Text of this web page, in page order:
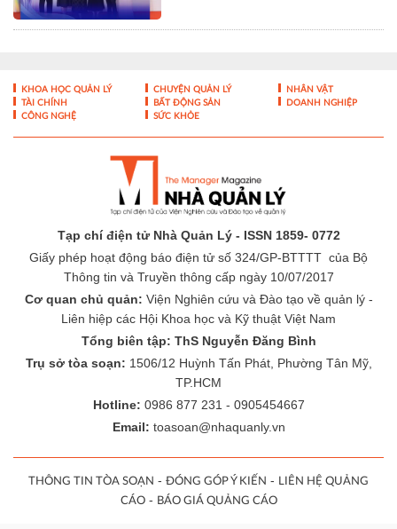
KHOA HỌC QUẢN LÝ CHUYỆN QUẢN LÝ
NHÂN VẬT
TÀI CHÍNH
BẤT ĐỘNG SẢN
DOANH NGHIỆP
CÔNG NGHỆ
SỨC KHỎE
Tạp chí điện tử Nhà Quản Lý - ISSN 1859- 0772
Giấy phép hoạt động báo điện tử số 324/GP-BTTTT của Bộ
Thông tin và Truyền thông cấp ngày 10/07/2017
Cơ quan chủ quản: Viện Nghiên cứu và Đào tạo về quản lý -
Liên hiệp các Hội Khoa học và Kỹ thuật Việt Nam
Tổng biên tập: ThS Nguyễn Đăng Bình
Trụ sở tòa soạn: 1506/12 Huỳnh Tấn Phát, Phường Tân Mỹ,
TP.HCM
Hotline: 0986 877 231 - 0905454667
Email: toasoan@nhaquanly.vn
THÔNG TIN TÒA SOẠN - ĐÓNG GÓP Ý KIẾN - LIÊN HỆ QUẢNG
CÁO- BÁO GIÁ QUẢNG CÁO